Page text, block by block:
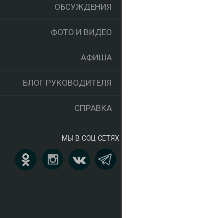
ОБСУЖДЕНИЯ
ФОТО И ВИДЕО
АФИША
БЛОГ РУКОВОДИТЕЛЯ
СПРАВКА
МЫ В СОЦ СЕТЯХ